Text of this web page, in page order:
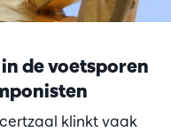
de voetsporen
klinkt vaak